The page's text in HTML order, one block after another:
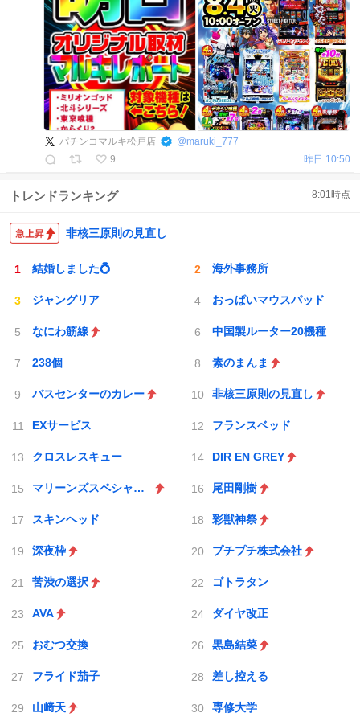
パチンコマルキ松戸店 @maruki_777
9
昨日 10:50
トレンドランキング 8:01時点
非核三原則の見直し
結婚しました💍 海外事務所
ジャングリア おっぱいマウスパッド
なにわ筋線 中国製ルーター20機種
238個 素のまんま
バスセンターのカレー 非核三原則の見直し
EXサービス フランスベッド
クロスレスキュー DIR EN GREY
マリーンズスペシャルゲーム 尾田剛樹
スキンヘッド 彩獣神祭
深夜枠 プチプチ株式会社
苦渋の選択 ゴトラタン
AVA ダイヤ改正
おむつ交換 黒島結菜
フライド茄子 差し控える
山﨑天 専修大学